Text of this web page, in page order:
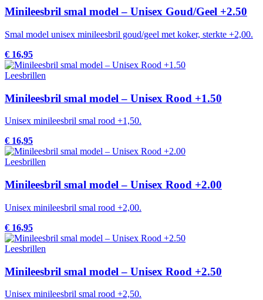
Minileesbril smal model – Unisex Goud/Geel +2.50
Smal model unisex minileesbril goud/geel met koker, sterkte +2,00.
€ 16,95
Leesbrillen
Minileesbril smal model – Unisex Rood +1.50
Unisex minileesbril smal rood +1,50.
€ 16,95
Leesbrillen
Minileesbril smal model – Unisex Rood +2.00
Unisex minileesbril smal rood +2,00.
€ 16,95
Leesbrillen
Minileesbril smal model – Unisex Rood +2.50
Unisex minileesbril smal rood +2,50.